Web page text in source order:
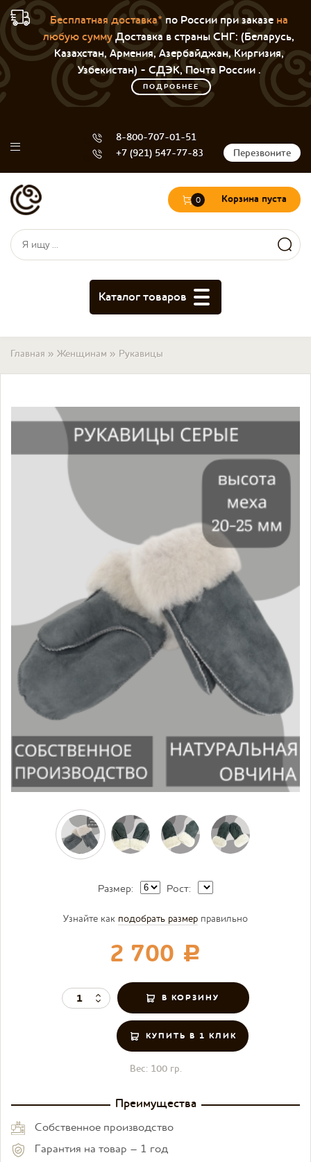
Бесплатная доставка*по России при заказе на
любую суммуДоставка в страны СНГ: (Беларусь,
Казахстан, Армения, Азербайджан, Киргизия,
Узбекистан) - СДЭК, Почта России .
ПОДРОБНЕЕ
8-800-707-01-51
+7 (921) 547-77-83
Перезвоните
Форма поиска
Поиск
0 Корзина пуста
Каталог товаров
Вы здесь
Главная » Женщинам » Рукавицы
Узнайте как подобрать размер правильно
2 700 c
Размер: Рост:
КУПИТЬ В 1 КЛИК
Вес: 100 гр.
Преимущества
Собственное производство
Гарантия на товар – 1 год